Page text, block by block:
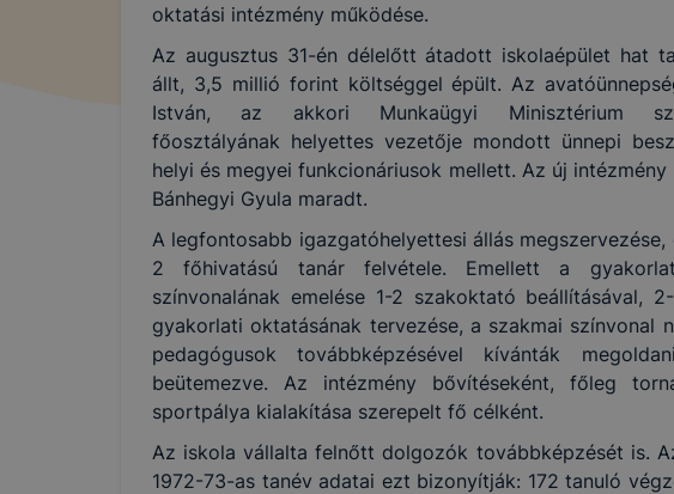
oktatási intézmény működése.
Az augusztus 31-én délelőtt átadott iskolaépület hat
állt, 3,5 millió forint költséggel épült. Az
István, az akkori Munkaügyi Minisztérium
főosztályának helyettes vezetője mondott ünnepi
helyi és megyei funkcionáriusok mellett. Az új intézmény
Bánhegyi Gyula maradt.
A legfontosabb igazgatóhelyettesi állás megszervezése,
2 főhivatású tanár felvétele. Emellett a
színvonalának emelése 1-2 szakoktató beállításával,
gyakorlati oktatásának tervezése, a szakmai színvonal
pedagógusok továbbképzésével kívánták
beütemezve. Az intézmény bővítéseként, főleg
sportpálya kialakítása szerepelt fő célként.
Az iskola vállalta felnőtt dolgozók továbbképzését is.
1972-73-as tanév adatai ezt bizonyítják: 172 tanuló